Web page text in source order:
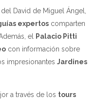
del David de Miguel Ángel,
expertos comparten
el
Palacio Pitti
con información sobre
impresionantes Jardines
a través de los tours